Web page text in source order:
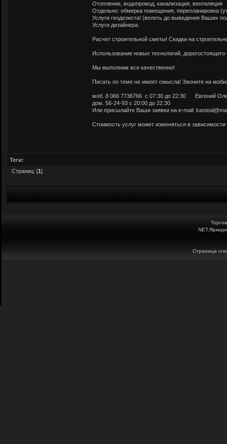
Отопление, водопровод, канализация, вентиляция
Отдельно: обмерка помещения, перепланировка
Услуги геодезиста! (вплоть до выведения Ваших
Услуги дизайнера.
Расчет строительной сметы! Скидки на
Использование новых технологий,
Мы выполним все качественно!
Писать по теме не имеет смысла! Звоните на
моб. 8 066 7736766 с 07:30 до 22:30 Евгений
дом. 56-24-93 с 20:00 до 22:30
Или присылайте Ваши заявки на e-mail:
Стоимость услуг может изменяться в
Теги:
Страниц: [1]
Страница